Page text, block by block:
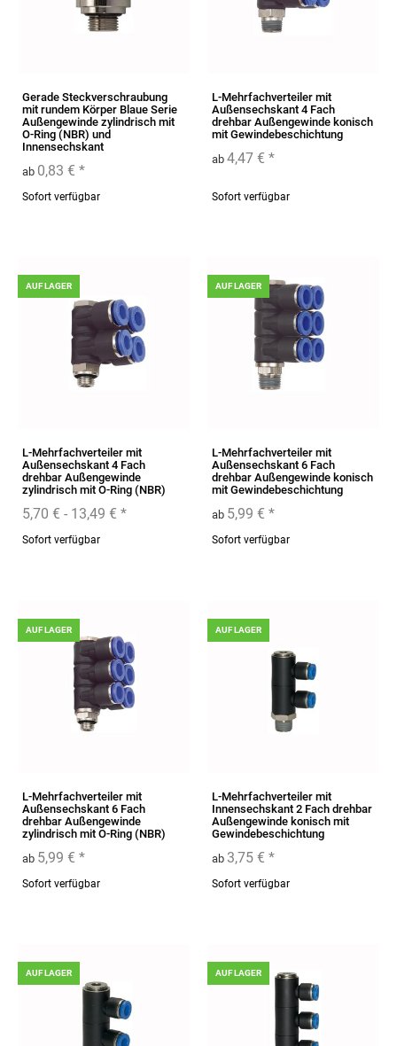
Gerade Steckverschraubung
mit rundem Körper Blaue Serie
Außengewinde zylindrisch mit
O-Ring (NBR) und
Innensechskant
ab 0,83 € *
Sofort verfügbar
L-Mehrfachverteiler mit
Außensechskant 4 Fach
drehbar Außengewinde konisch
mit Gewindebeschichtung
ab 4,47 € *
Sofort verfügbar
AUF LAGER
L-Mehrfachverteiler mit
Außensechskant 4 Fach
drehbar Außengewinde
zylindrisch mit O-Ring (NBR)
5,70 € - 13,49 € *
Sofort verfügbar
AUF LAGER
L-Mehrfachverteiler mit
Außensechskant 6 Fach
drehbar Außengewinde konisch
mit Gewindebeschichtung
ab 5,99 € *
Sofort verfügbar
AUF LAGER
L-Mehrfachverteiler mit
Außensechskant 6 Fach
drehbar Außengewinde
zylindrisch mit O-Ring (NBR)
ab 5,99 € *
Sofort verfügbar
AUF LAGER
L-Mehrfachverteiler mit
Innensechskant 2 Fach drehbar
Außengewinde konisch mit
Gewindebeschichtung
ab 3,75 € *
Sofort verfügbar
AUF LAGER AUF LAGER